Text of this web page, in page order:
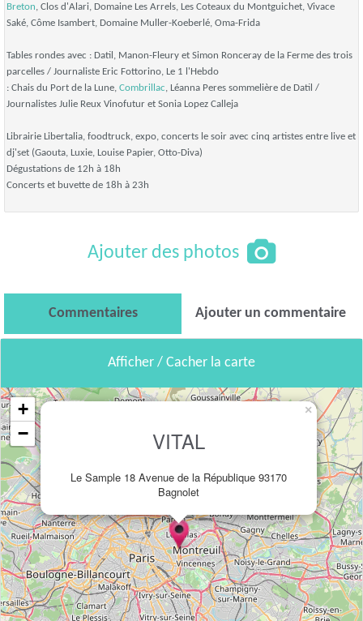
Breton, Clos d'Alari, Domaine Les Arrels, Les Coteaux du Montguichet, Vivace
Saké, Côme Isambert, Domaine Muller-Koeberlé, Oma-Frida
Tables rondes avec : Datil, Manon-Fleury et Simon Ronceray de la Ferme des trois
parcelles / Journaliste Eric Fottorino, Le 1 l'Hebdo
: Chais du Port de la Lune, Combrillac, Léanna Peres sommelière de Datil /
Journalistes Julie Reux Vinofutur et Sonia Lopez Calleja
Librairie Libertalia, foodtruck, expo, concerts le soir avec cinq artistes entre live et
dj'set (Gaouta, Luxie, Louise Papier, Otto-Diva)
Dégustations de 12h à 18h
Concerts et buvette de 18h à 23h
Ajouter des photos
Commentaires Ajouter un commentaire
Afficher / Cacher la carte
VITAL
Le Sample 18 Avenue de la République 93170
Bagnolet
×
+
−